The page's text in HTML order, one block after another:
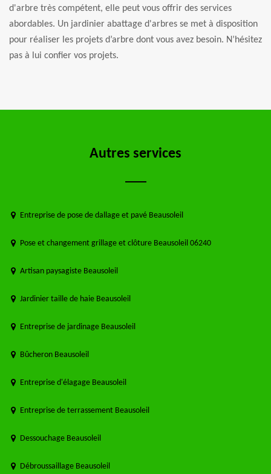
d'arbre très compétent, elle peut vous offrir des services
abordables. Un jardinier abattage d'arbres se met à disposition
pour réaliser les projets d’arbre dont vous avez besoin. N’hésitez
pas à lui confier vos projets.
Autres services
Entreprise de pose de dallage et pavé Beausoleil
Pose et changement grillage et clôture Beausoleil 06240
Artisan paysagiste Beausoleil
Jardinier taille de haie Beausoleil
Entreprise de jardinage Beausoleil
Bûcheron Beausoleil
Entreprise d'élagage Beausoleil
Entreprise de terrassement Beausoleil
Dessouchage Beausoleil
Débroussaillage Beausoleil